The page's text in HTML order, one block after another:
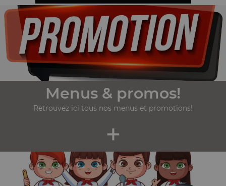
Menus & promos!
Retrouvez ici tous nos menus et promotions!
+